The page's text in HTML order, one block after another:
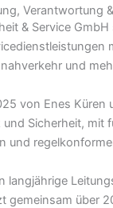
Verantwortung
& Service
und
von Enes Küren
Sicherheit, mit
und
langjährige
gemeinsam über